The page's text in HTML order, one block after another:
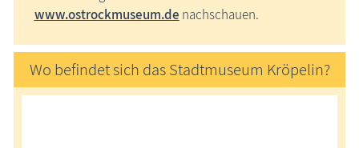
www.ostrockmuseum.de nachschauen.
Wo befindet sich das Stadtmuseum Kröpelin?